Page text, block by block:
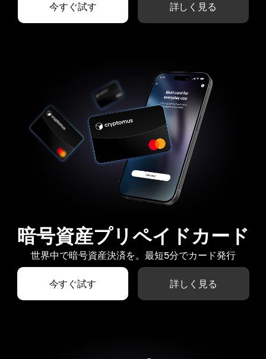
今すぐ試す 詳しく見る
暗号資産プリペイドカード
世界中で暗号資産決済を。最短5分でカード発行
今すぐ試す 詳しく見る